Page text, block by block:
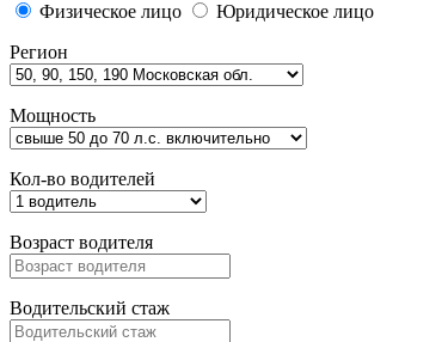
Физическое лицо
Юридическое лицо
Регион
Мощность
Кол-во водителей
Возраст водителя
Водительский стаж